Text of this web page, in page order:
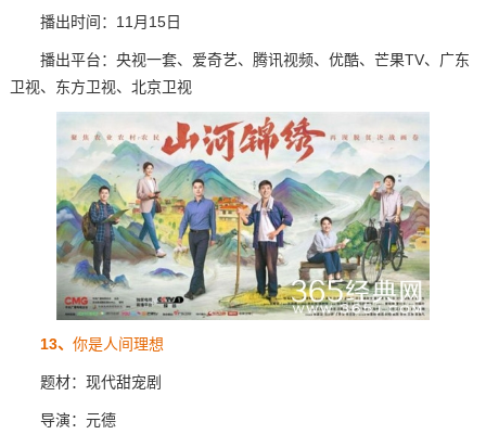
播出时间：11月15日
播出平台：央视一套、爱奇艺、腾讯视频、优酷、芒果TV、广东
卫视、东方卫视、北京卫视
13、 你是人间理想
题材：现代甜宠剧
导演：元德